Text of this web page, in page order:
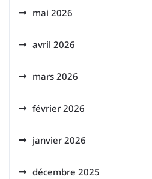
mai 2026
avril 2026
mars 2026
février 2026
janvier 2026
décembre 2025